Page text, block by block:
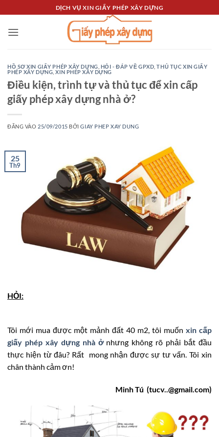
qua
nội
DỊCH VỤ XIN GIẤY PHÉP XÂY DỰNG
HỒ SƠ XIN GIẤY PHÉP XÂY DỰNG HỎI - ĐÁP VỀ GPXD ,THỦ TỤC XIN GIẤY
PHÉP XÂY DỰNG ,XIN PHÉP XÂY DỰNG
Điều kiện, trình tự và thủ tục để xin cấp
giấy phép xây dựng nhà ở?
ĐĂNG VÀO 25/09/2015 BỞIGIAY PHEP XAY DUNG
25
Th9
HỎI:
Tôi mới mua được một mảnh đất 40 m2, tôi muốn xin cấp
giấy phép xây dựng nhà ởnhưng không rõ phải bắt đầu
thực hiện từ đâu? Rất mong nhận được sự tư vấn. Tôi xin
chân thành cảm ơn!
Minh Tú (tucv..@gmail.com)